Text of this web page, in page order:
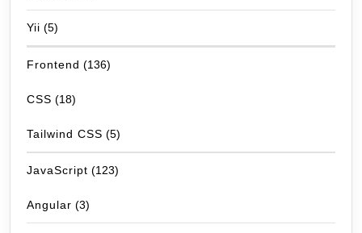
Yii (5)
Frontend (136)
CSS (18)
Tailwind CSS (5)
JavaScript (123)
Angular (3)